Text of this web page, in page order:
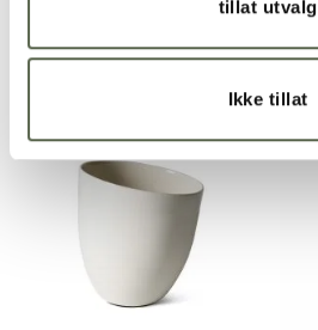
tillat utvalg
Ikke tillat
RELATERTE PRODUKTER